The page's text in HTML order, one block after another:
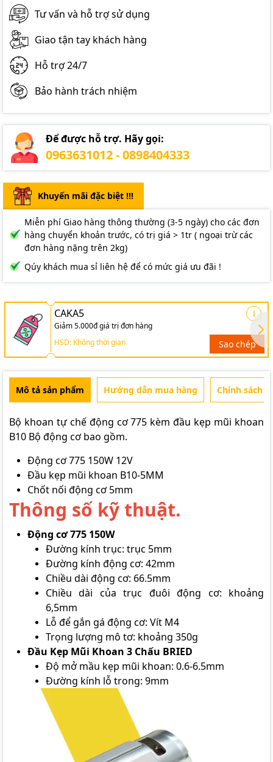
Tư vấn và hỗ trợ sử dụng
Giao tận tay khách hàng
Hỗ trợ 24/7
Bảo hành trách nhiệm
Để được hỗ trợ. Hãy gọi:
0963631012 - 0898404333
Khuyến mãi đặc biệt !!!
Miễn phí Giao hàng thông thường (3-5 ngày) cho các đơn
hàng chuyển khoản trước, có trị giá > 1tr ( ngoại trừ các
đơn hàng nặng trên 2kg)
Qúy khách mua sỉ liên hệ để có mức giá ưu đãi !
CAKA5
Giảm 5.000đ giá trị đơn hàng
HSD: Không thời gian
Sao chép
Mô tả sản phẩm Hướng dẫn mua hàng Chính sách
Bộ khoan tự chế động cơ 775 kèm đầu kẹp mũi khoan
B10 Bộ động cơ bao gồm.
Động cơ 775 150W 12V
Đầu kẹp mũi khoan B10-5MM
Chốt nối động cơ 5mm
Thông số kỹ thuật.
Động cơ 775 150W
Đường kính trục: trục 5mm
Đường kính động cơ: 42mm
Chiều dài động cơ: 66.5mm
Chiều dài của trục đuôi động cơ: khoảng
6,5mm
Lỗ để gắn gá động cơ: Vít M4
Trọng lượng mô tơ: khoảng 350g
Đầu Kẹp Mũi Khoan 3 Chấu BRIED
Độ mở mầu kẹp mũi khoan: 0.6-6.5mm
Đường kính lỗ trong: 9mm